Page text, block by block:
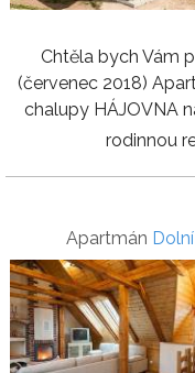
Chtěla bych Vám
(červenec 2018)
chalupy HÁJOVNA
rodinnou
Apartmán